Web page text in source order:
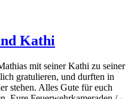
Kathi
mit seiner Kathi zu seiner
gratulieren, und durften in
stehen. Alles Gute für euch